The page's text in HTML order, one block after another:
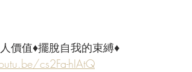
價值♦擺脫自我的束縛♦
cs2Fa-hIAtQ